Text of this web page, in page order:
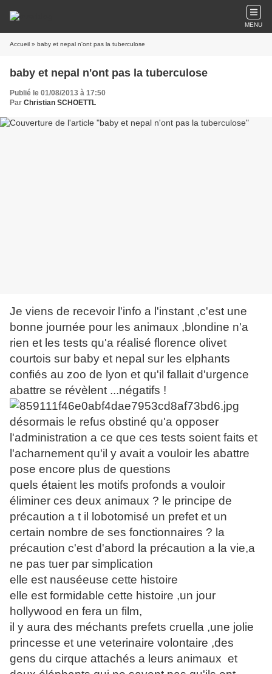
MENU
Accueil » baby et nepal n'ont pas la tuberculose
baby et nepal n'ont pas la tuberculose
Publié le 01/08/2013 à 17:50
Par Christian SCHOETTL
Je viens de recevoir l'info a l'instant ,c'est une
bonne journée pour les animaux ,blondine n'a
rien et les tests qu'a réalisé florence olivet
courtois sur baby et nepal sur les elphants
confiés au zoo de lyon et qu'il fallait d'urgence
abattre se révèlent ...négatifs !
désormais le refus obstiné qu'a opposer
l'administration a ce que ces tests soient faits et
l'acharnement qu'il y avait a vouloir les abattre
pose encore plus de questions
quels étaient les motifs profonds a vouloir
éliminer ces deux animaux ? le principe de
précaution a t il lobotomisé un prefet et un
certain nombre de ses fonctionnaires ? la
précaution c'est d'abord la précaution a la vie,a
ne pas tuer par simplication
elle est nauséeuse cette histoire
elle est formidable cette histoire ,un jour
hollywood en fera un film,
il y aura des méchants prefets cruella ,une jolie
princesse et une veterinaire volontaire ,des
gens du cirque attachés a leurs animaux et